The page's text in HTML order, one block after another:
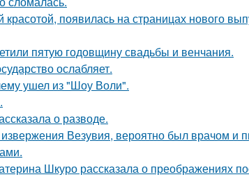
появилась на страницах нового
пятую годовщину свадьбы и венчания.
ослабляет.
ушел из "Шоу Воли".
о разводе.
Везувия, вероятно был врачом и
Шкуро рассказала о преображениях